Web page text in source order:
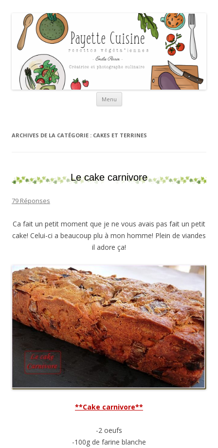
Payette cuisine
Menu Aller au contenu
ARCHIVES DE LA CATÉGORIE : CAKES ET TERRINES
Le cake carnivore
79 Réponses
Ca fait un petit moment que je ne vous avais pas fait un petit
cake! Celui-ci a beaucoup plu à mon homme! Plein de viandes
il adore ça!
**Cake carnivore**
-2 oeufs
-100g de farine blanche